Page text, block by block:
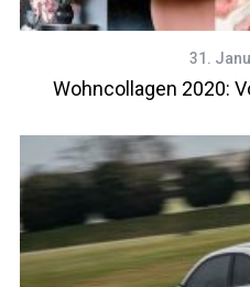
31.
Wohncollagen 2020: